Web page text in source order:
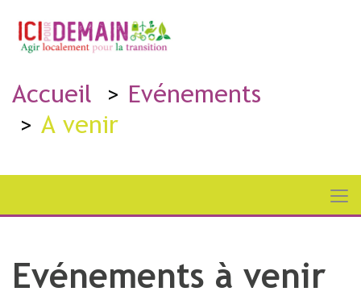
Accueil
Evénements
A venir
Evénements à venir